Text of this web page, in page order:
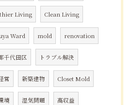
Living Clean Living
Ward mold renovation
千代田区 トラブル解決
営 新築建物 Closet Mold
境 湿気問題 高収益